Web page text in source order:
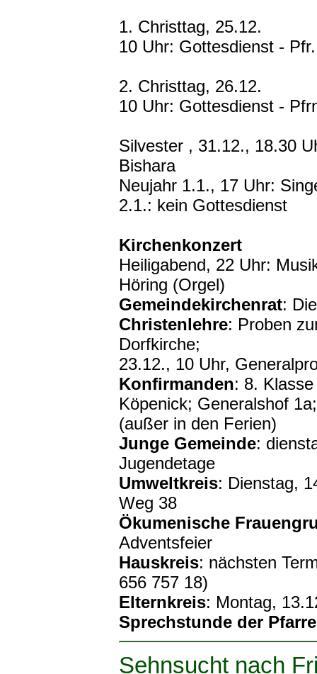
1. Christtag, 25.12.
10 Uhr: Gottesdienst -
2. Christtag, 26.12.
10 Uhr: Gottesdienst -
Silvester , 31.12., 18.30
Bishara
Neujahr 1.1., 17 Uhr:
2.1.: kein Gottesdienst
Kirchenkonzert
Heiligabend, 22 Uhr:
Höring (Orgel)
Gemeindekirchenrat:
Christenlehre: Proben
Dorfkirche;
23.12., 10 Uhr,
Konfirmanden: 8.
Köpenick; Generalshof
(außer in den Ferien)
Junge Gemeinde:
Jugendetage
Umweltkreis: Dienstag,
Weg 38
Ökumenische
Adventsfeier
Hauskreis: nächsten
656 757 18)
Elternkreis: Montag,
Sprechstunde der
Sehnsucht nach